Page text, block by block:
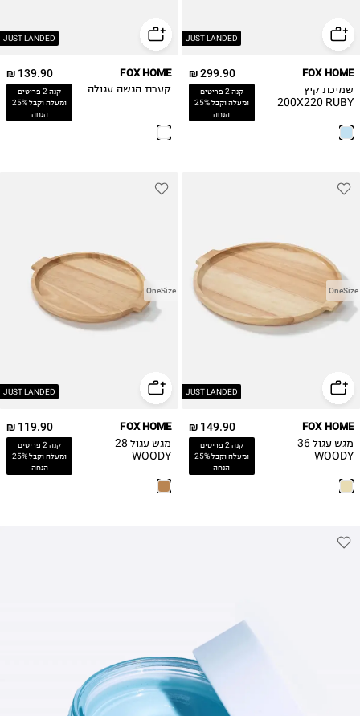
JUST LANDED
299.90 ₪
קנה 2 פריטים
ומעלה וקבל 25%
הנחה
FOX HOME
שמיכת קיץ
200X220 RUBY
JUST LANDED
139.90 ₪
קנה 2 פריטים
ומעלה וקבל 25%
הנחה
FOX HOME
קערת הגשה עגולה
JUST LANDED
OneSize
149.90 ₪
קנה 2 פריטים
ומעלה וקבל 25%
הנחה
FOX HOME
מגש עגול 36
WOODY
JUST LANDED
OneSize
119.90 ₪
קנה 2 פריטים
ומעלה וקבל 25%
הנחה
FOX HOME
מגש עגול 28
WOODY